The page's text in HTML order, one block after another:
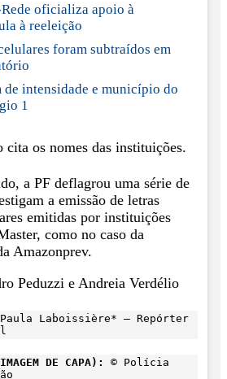
Rede oficializa apoio à
à reeleição
foram subtraídos em
de intensidade e município do
1
cita os nomes das instituições.
a PF deflagrou uma série de
a emissão de letras
emitidas por instituições
como no caso da
Amazonprev.
Peduzzi e Andreia Verdélio
Paula Laboissière* – Repórter
DE CAPA):
© Polícia